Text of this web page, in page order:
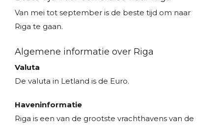
Van mei tot september is de beste tijd om naar
Riga te gaan.
Algemene informatie over Riga
Valuta
De valuta in Letland is de Euro.
Haveninformatie
Riga is een van de grootste vrachthavens van de